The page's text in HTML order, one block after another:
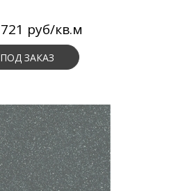
721 руб/кв.м
ПОД ЗАКАЗ